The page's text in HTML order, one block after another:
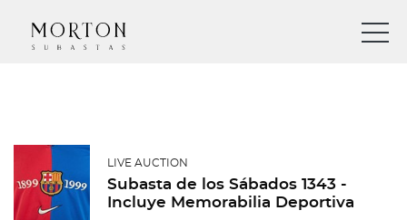
LIVE AUCTION
Subasta de los Sábados 1343 -
Incluye Memorabilia Deportiva